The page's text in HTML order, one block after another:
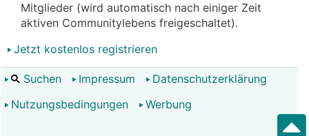
Mitglieder (wird automatisch nach einiger Zeit
aktiven Communitylebens freigeschaltet).
Jetzt kostenlos registrieren
Suchen Impressum
Datenschutzerklärung
Nutzungsbedingungen
Werbung